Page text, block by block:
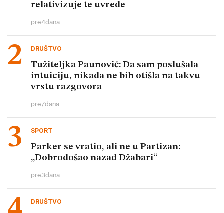
relativizuje te uvrede
pre4dana
DRUŠTVO
Tužiteljka Paunović: Da sam poslušala
intuiciju, nikada ne bih otišla na takvu
vrstu razgovora
pre7dana
SPORT
Parker se vratio, ali ne u Partizan:
„Dobrodošao nazad Džabari“
pre3dana
DRUŠTVO